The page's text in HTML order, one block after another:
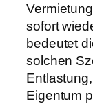
sofort
bedeutet
solchen
Eigentum